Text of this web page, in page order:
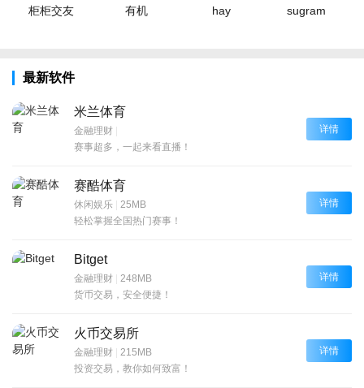
柜柜交友 有机 hay sugram
最新软件
米兰体育
金融理财 |
赛事超多，一起来看直播！
详情
赛酷体育
休闲娱乐 | 25MB
轻松掌握全国热门赛事！
详情
Bitget
金融理财 | 248MB
货币交易，安全便捷！
详情
火币交易所
金融理财 | 215MB
投资交易，教你如何致富！
详情